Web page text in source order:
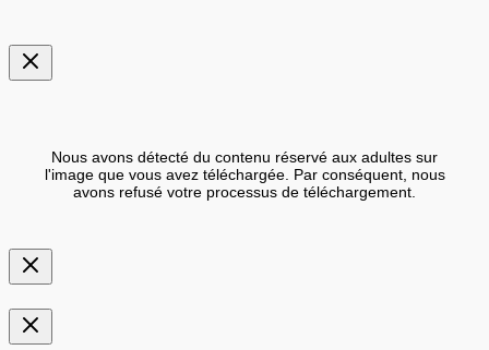
Nous avons détecté du contenu réservé aux adultes sur
l'image que vous avez téléchargée. Par conséquent, nous
avons refusé votre processus de téléchargement.